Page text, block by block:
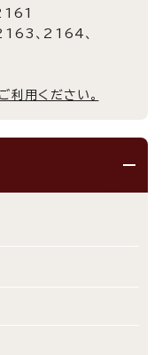
、2164、
利用ください。